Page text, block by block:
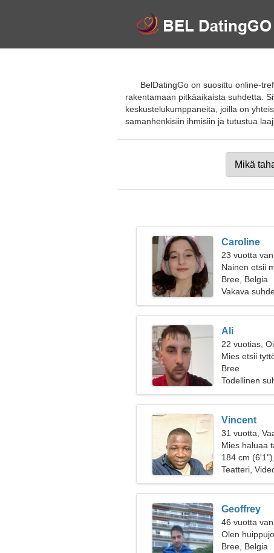
BelDatingGo on suosittu online-
rakentamaan pitkäaikaista suhdetta.
keskustelukumppaneita, joilla on
samanhenkisiin ihmisiin ja tutustua
Caroline
23 vuotta
Nainen etsii
Bree, Belgia
Vakava
Ali
22 vuotias,
Mies etsii
Bree
Todellinen
Vincent
31 vuotta,
Mies haluaa
184 cm
Teatteri,
Geoffrey
46 vuotta
Olen
Bree, Belgia